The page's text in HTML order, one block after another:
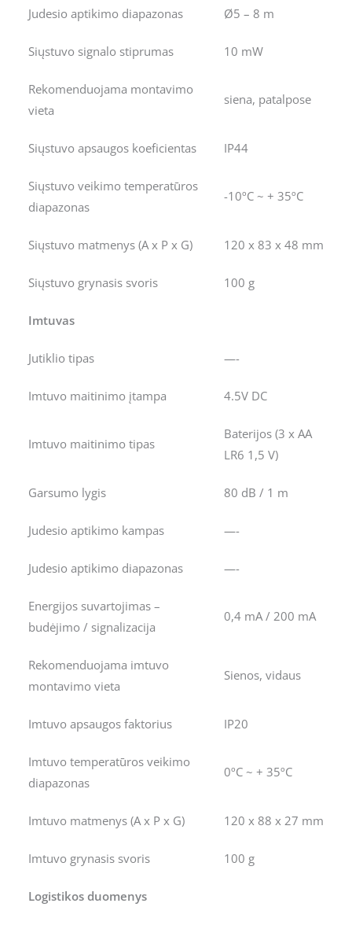
Judesio aptikimo diapazonas Ø5 – 8 m
Siųstuvo signalo stiprumas 10 mW
Rekomenduojama montavimo
vieta
siena, patalpose
Siųstuvo apsaugos koeficientas IP44
Siųstuvo veikimo temperatūros
diapazonas
-10ºC ~ + 35ºC
Siųstuvo matmenys (A x P x G) 120 x 83 x 48 mm
Siųstuvo grynasis svoris 100 g
Imtuvas
Jutiklio tipas —-
Imtuvo maitinimo įtampa 4.5V DC
Imtuvo maitinimo tipas
Baterijos (3 x AA
LR6 1,5 V)
Garsumo lygis 80 dB / 1 m
Judesio aptikimo kampas —-
Judesio aptikimo diapazonas —-
Energijos suvartojimas –
budėjimo / signalizacija
0,4 mA / 200 mA
Rekomenduojama imtuvo
montavimo vieta
Sienos, vidaus
Imtuvo apsaugos faktorius IP20
Imtuvo temperatūros veikimo
diapazonas
0ºC ~ + 35ºC
Imtuvo matmenys (A x P x G) 120 x 88 x 27 mm
Imtuvo grynasis svoris 100 g
Logistikos duomenys